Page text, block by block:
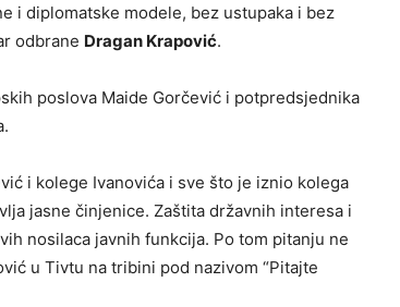
i diplomatske modele, bez ustupaka i bez
odbrane Dragan Krapović.
poslova Maide Gorčević i potpredsjednika
i kolege Ivanovića i sve što je iznio kolega
jasne činjenice. Zaštita državnih interesa i
nosilaca javnih funkcija. Po tom pitanju ne
u Tivtu na tribini pod nazivom “Pitajte